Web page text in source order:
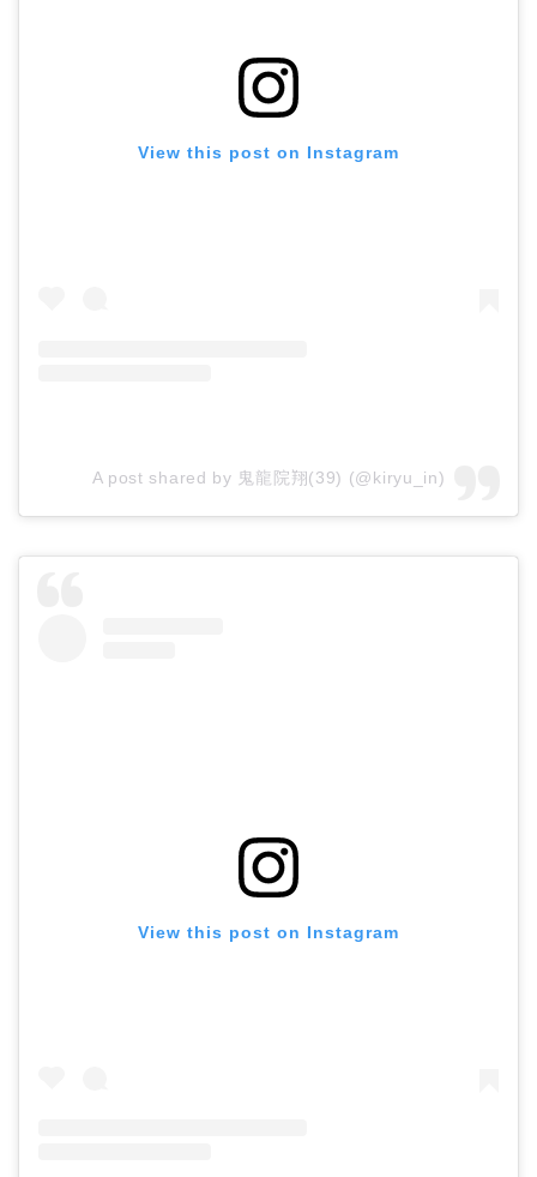
View this post on Instagram
A post shared by 鬼龍院翔(39) (@kiryu_in)
View this post on Instagram